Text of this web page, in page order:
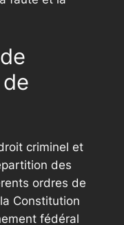
criminel et
des
ordres de
Constitution
fédéral